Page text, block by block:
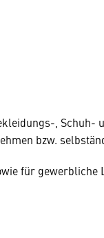
, Schuh-
bzw.
für gewerbliche